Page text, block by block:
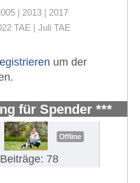
| 2013 | 2017
TAE | Juli TAE
um der
für Spender ***
Offline
Beiträge: 78